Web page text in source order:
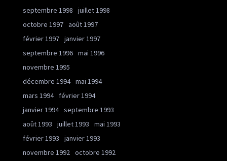
septembre 1998
juillet 1998
octobre 1997 août 1997
février 1997 janvier 1997
septembre 1996 mai 1996
novembre 1995
décembre 1994 mai 1994
mars 1994
février 1994
janvier 1994 septembre 1993
août 1993
juillet 1993
mai 1993
février 1993
janvier 1993
novembre 1992 octobre 1992